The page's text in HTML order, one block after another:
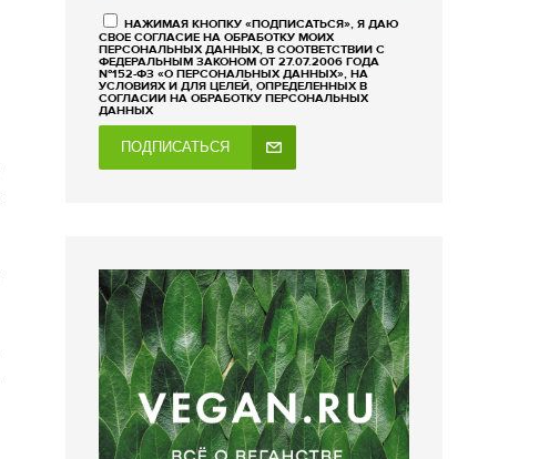
НАЖИМАЯ КНОПКУ «ПОДПИСАТЬСЯ», Я ДАЮ
СВОЕ СОГЛАСИЕ НА ОБРАБОТКУ МОИХ
ПЕРСОНАЛЬНЫХ ДАННЫХ, В СООТВЕТСТВИИ С
ФЕДЕРАЛЬНЫМ ЗАКОНОМ ОТ 27.07.2006 ГОДА
№152-ФЗ «О ПЕРСОНАЛЬНЫХ ДАННЫХ», НА
УСЛОВИЯХ И ДЛЯ ЦЕЛЕЙ, ОПРЕДЕЛЕННЫХ В
СОГЛАСИИ НА ОБРАБОТКУ ПЕРСОНАЛЬНЫХ
ДАННЫХ
ПОДПИСАТЬСЯ